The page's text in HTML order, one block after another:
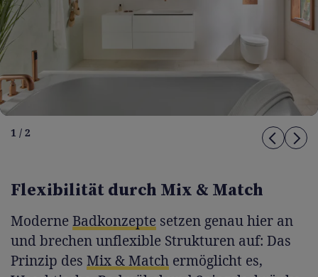
1 / 2
Flexibilität durch Mix & Match
ModerneBadkonzepte setzen genau hier an
und brechen unflexible Strukturen auf: Das
Prinzip des Mix & Match ermöglicht es,